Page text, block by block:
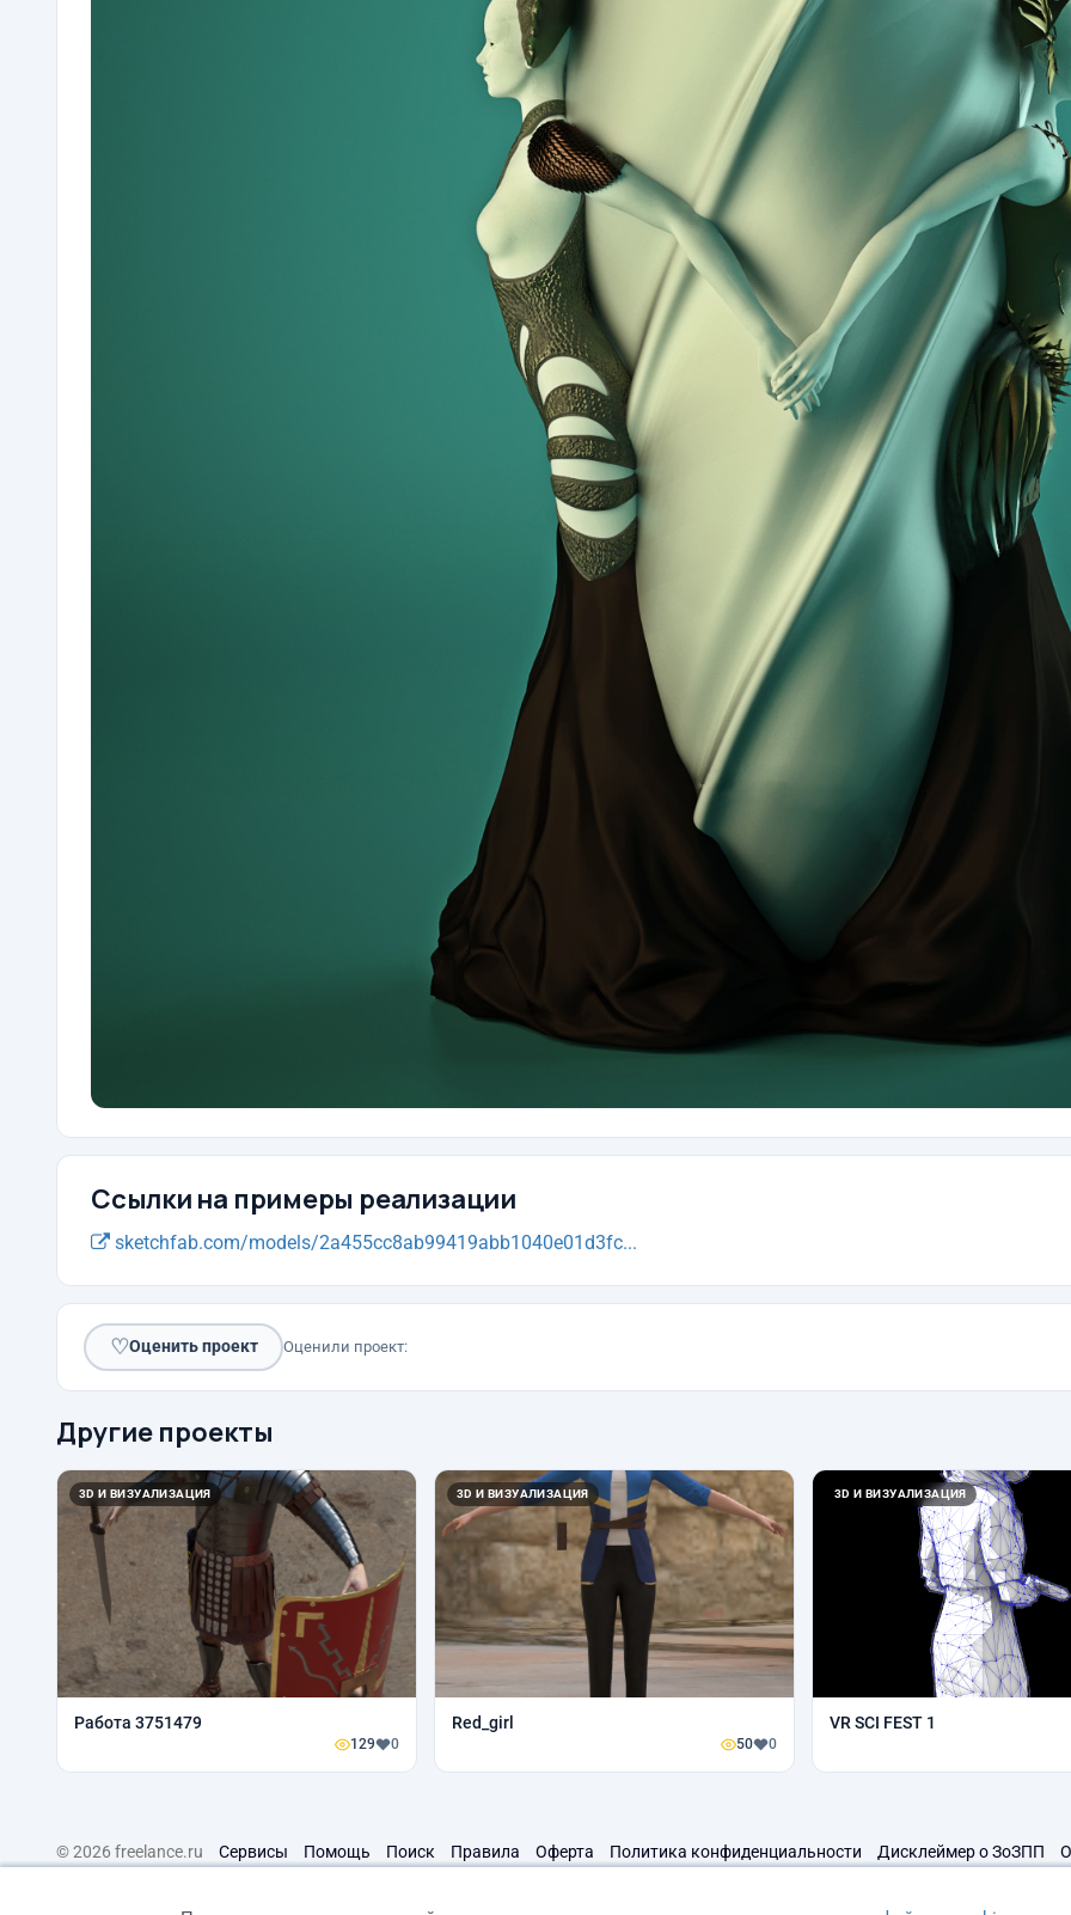
Ссылки на примеры реализации
sketchfab.com/models/2a455cc8ab99419abb1040e01d3fc...
♡Оценить проект Оценили проект:
Другие проекты
3D И ВИЗУАЛИЗАЦИЯ
Работа 3751479
129 0
3D И ВИЗУАЛИЗАЦИЯ
Red_girl
50 0
3D И ВИЗУАЛИЗАЦИЯ
VR SCI FEST 1
© 2026 freelance.ru Сервисы Помощь Поиск Правила Оферта Политика конфиденциальности Дисклеймер о ЗоЗПП